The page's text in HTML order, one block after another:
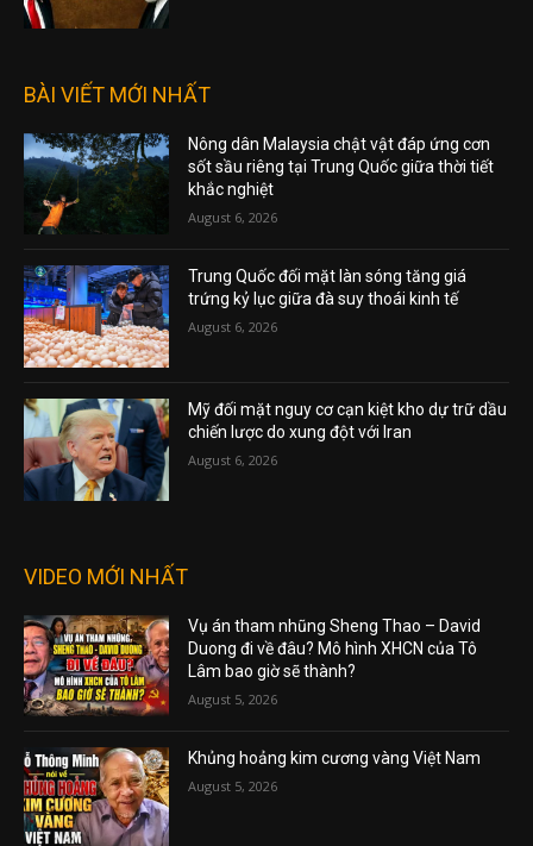
BÀI VIẾT MỚI NHẤT
Nông dân Malaysia chật vật đáp ứng cơn
sốt sầu riêng tại Trung Quốc giữa thời tiết
khắc nghiệt
August 6, 2026
Trung Quốc đối mặt làn sóng tăng giá
trứng kỷ lục giữa đà suy thoái kinh tế
August 6, 2026
Mỹ đối mặt nguy cơ cạn kiệt kho dự trữ dầu
chiến lược do xung đột với Iran
August 6, 2026
VIDEO MỚI NHẤT
Vụ án tham nhũng Sheng Thao – David
Duong đi về đâu? Mô hình XHCN của Tô
Lâm bao giờ sẽ thành?
August 5, 2026
Khủng hoảng kim cương vàng Việt Nam
August 5, 2026